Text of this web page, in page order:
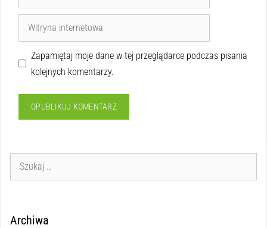
Zapamiętaj moje dane w tej przeglądarce podczas pisania
kolejnych komentarzy.
Archiwa